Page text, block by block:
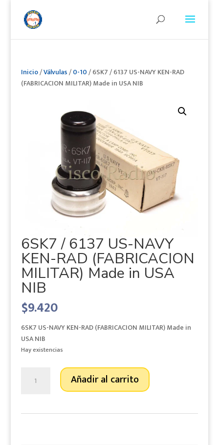
Inicio/Válvulas/0-10/ 6SK7 / 6137 US-NAVY KEN-RAD
(FABRICACION MILITAR) Made in USA NIB
6SK7 / 6137 US-NAVY
KEN-RAD (FABRICACION
MILITAR) Made in USA
NIB
$9.420
6SK7 US-NAVY KEN-RAD (FABRICACION MILITAR) Made in
USA NIB
Hay existencias
NAVY
Añadir al carrito